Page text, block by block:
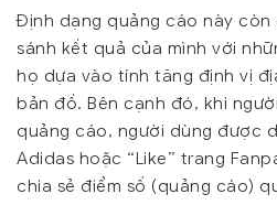
Định dạng quảng cáo này còn
sánh kết quả của mình với
họ dựa vào tính tăng định vị
bản đồ. Bên cạnh đó, khi
quảng cáo, người dùng được
Adidas hoặc “Like” trang
chia sẻ điểm số (quảng cáo)